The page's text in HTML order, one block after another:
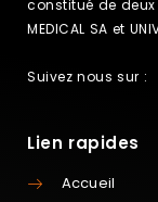
constitué de deux
MEDICAL SA et
Suivez nous sur :
Lien rapides
Accueil